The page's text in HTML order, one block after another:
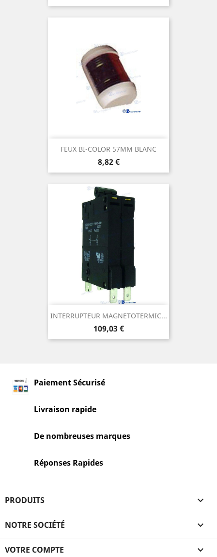
FEUX BI-COLOR 57MM BLANC
Prix
8,82 €
INTERRUPTEUR MAGNETOTERMIC...
Prix
109,03 €
Paiement Sécurisé
Livraison rapide
De nombreuses marques
Réponses Rapides
PRODUITS 
NOTRE SOCIÉTÉ 
VOTRE COMPTE 